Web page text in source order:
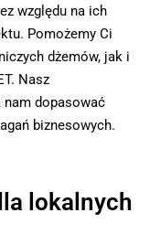
względu na ich
Pomożemy Ci
dżemów, jak i
Nasz
nam dopasować
biznesowych.
lokalnych